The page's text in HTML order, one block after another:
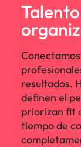
resultados.
definen el
priorizan fit
tiempo de